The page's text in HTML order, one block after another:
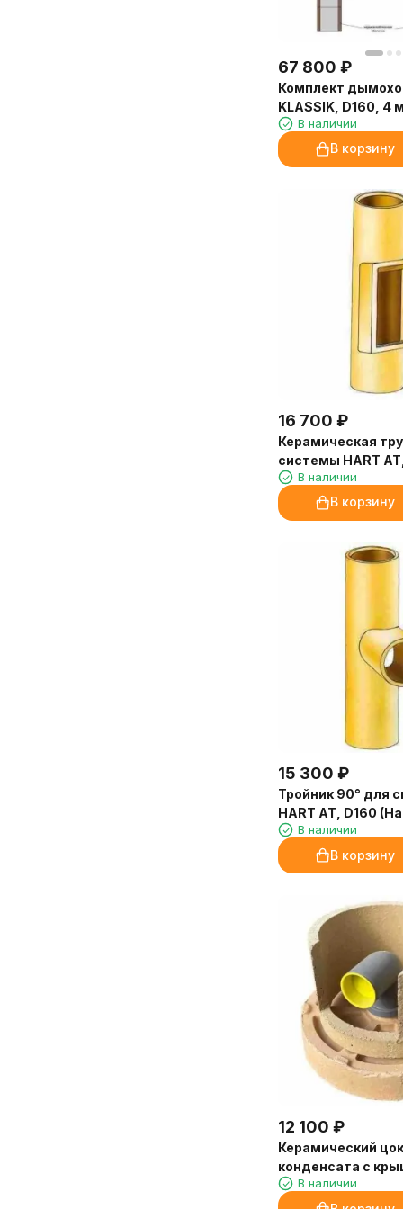
67 800 ₽
Комплект
KLASSIK, D160, 4
В наличии
В корзину
16 700 ₽
Керамическая
системы HART
D200 (Hart)
В наличии
В корзину
15 300 ₽
Тройник 90° для
HART AT, D160
В наличии
В корзину
12 100 ₽
Керамический
конденсата с
(Hart)В наличии